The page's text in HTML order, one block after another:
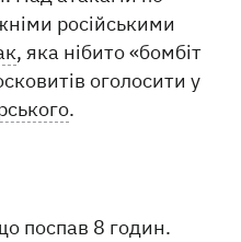
російськими
, яка нібито «бомбіт
оголосити у
.
поспав 8 годин.